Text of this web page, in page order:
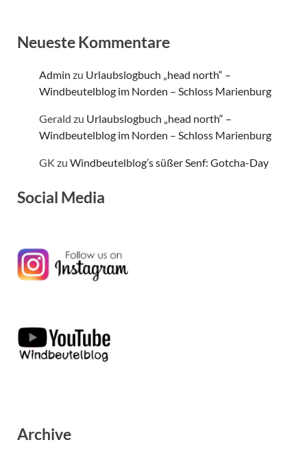
Neueste Kommentare
Admin zu Urlaubslogbuch „head north“ –
Windbeutelblog im Norden – Schloss Marienburg
Gerald zu Urlaubslogbuch „head north“ –
Windbeutelblog im Norden – Schloss Marienburg
GK zu Windbeutelblog’s süßer Senf: Gotcha-Day
Social Media
Archive